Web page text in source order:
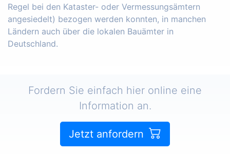
Regel bei den Kataster- oder Vermessungsämtern
angesiedelt) bezogen werden konnten, in manchen
Ländern auch über die lokalen Bauämter in
Deutschland.
Fordern Sie einfach hier online eine
Information an.
Jetzt anfordern